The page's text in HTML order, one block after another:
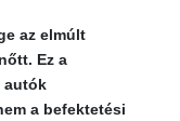
az elmúlt
Ez a
autók
a befektetési